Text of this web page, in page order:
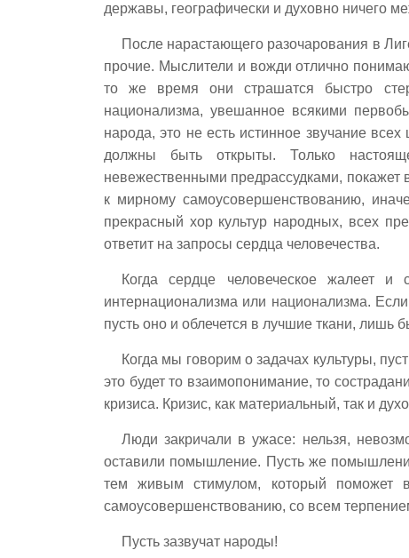
державы, географически и духовно ничего
После нарастающего разочарования в
прочие. Мыслители и вожди отлично
то же время они страшатся быстро
национализма, увешанное всякими
народа, это не есть истинное звучание
должны быть открыты. Только
невежественными предрассудками, покажет
к мирному самоусовершенствованию,
прекрасный хор культур народных, всех
ответит на запросы сердца человечества.
Когда сердце человеческое жалеет и
интернационализма или национализма.
пусть оно и облечется в лучшие ткани, лишь
Когда мы говорим о задачах культуры,
это будет то взаимопонимание, то
кризиса. Кризис, как материальный, так и
Люди закричали в ужасе: нельзя,
оставили помышление. Пусть же
тем живым стимулом, который поможет
самоусовершенствованию, со всем
Пусть зазвучат народы!